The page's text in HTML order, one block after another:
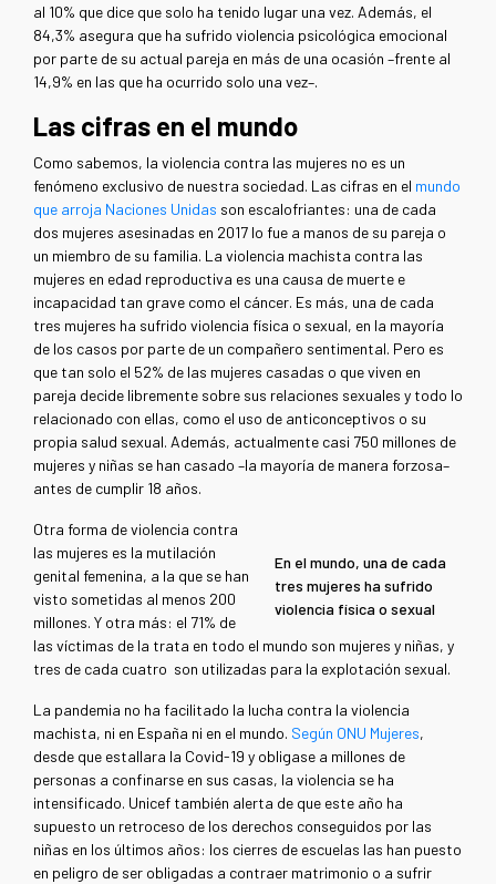
al 10% que dice que solo ha tenido lugar una vez. Además, el
84,3% asegura que ha sufrido violencia psicológica emocional
por parte de su actual pareja en más de una ocasión –frente al
14,9% en las que ha ocurrido solo una vez–.
Las cifras en el mundo
Como sabemos, la violencia contra las mujeres no es un
fenómeno exclusivo de nuestra sociedad. Las cifras en el mundo
que arroja Naciones Unidas son escalofriantes: una de cada
dos mujeres asesinadas en 2017 lo fue a manos de su pareja o
un miembro de su familia. La violencia machista contra las
mujeres en edad reproductiva es una causa de muerte e
incapacidad tan grave como el cáncer. Es más, una de cada
tres mujeres ha sufrido violencia física o sexual, en la mayoría
de los casos por parte de un compañero sentimental. Pero es
que tan solo el 52% de las mujeres casadas o que viven en
pareja decide libremente sobre sus relaciones sexuales y todo lo
relacionado con ellas, como el uso de anticonceptivos o su
propia salud sexual. Además, actualmente casi 750 millones de
mujeres y niñas se han casado –la mayoría de manera forzosa–
antes de cumplir 18 años.
En el mundo, una de cada
tres mujeres ha sufrido
violencia física o sexual
Otra forma de violencia contra
las mujeres es la mutilación
genital femenina, a la que se han
visto sometidas al menos 200
millones. Y otra más: el 71% de
las víctimas de la trata en todo el mundo son mujeres y niñas, y
tres de cada cuatro son utilizadas para la explotación sexual.
La pandemia no ha facilitado la lucha contra la violencia
machista, ni en España ni en el mundo. Según ONU Mujeres,
desde que estallara la Covid-19 y obligase a millones de
personas a confinarse en sus casas, la violencia se ha
intensificado. Unicef también alerta de que este año ha
supuesto un retroceso de los derechos conseguidos por las
niñas en los últimos años: los cierres de escuelas las han puesto
en peligro de ser obligadas a contraer matrimonio o a sufrir